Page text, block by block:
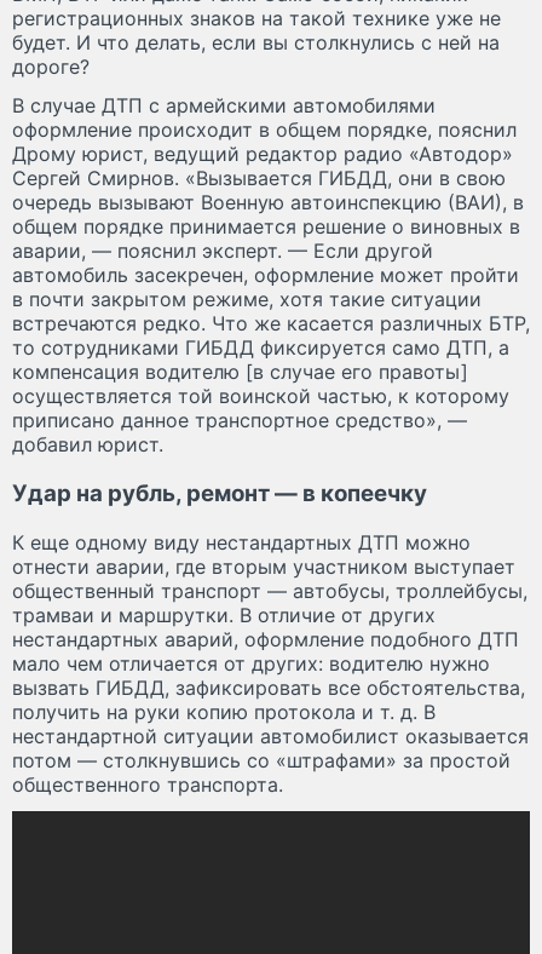
регистрационных знаков на такой технике уже не
будет. И что делать, если вы столкнулись с ней на
дороге?
В случае ДТП с армейскими автомобилями
оформление происходит в общем порядке, пояснил
Дрому юрист, ведущий редактор радио «Автодор»
Сергей Смирнов. «Вызывается ГИБДД, они в свою
очередь вызывают Военную автоинспекцию (ВАИ), в
общем порядке принимается решение о виновных в
аварии, — пояснил эксперт. — Если другой
автомобиль засекречен, оформление может пройти
в почти закрытом режиме, хотя такие ситуации
встречаются редко. Что же касается различных БТР,
то сотрудниками ГИБДД фиксируется само ДТП, а
компенсация водителю [в случае его правоты]
осуществляется той воинской частью, к которому
приписано данное транспортное средство», —
добавил юрист.
Удар на рубль, ремонт — в копеечку
К еще одному виду нестандартных ДТП можно
отнести аварии, где вторым участником выступает
общественный транспорт — автобусы, троллейбусы,
трамваи и маршрутки. В отличие от других
нестандартных аварий, оформление подобного ДТП
мало чем отличается от других: водителю нужно
вызвать ГИБДД, зафиксировать все обстоятельства,
получить на руки копию протокола и т. д. В
нестандартной ситуации автомобилист оказывается
потом — столкнувшись со «штрафами» за простой
общественного транспорта.